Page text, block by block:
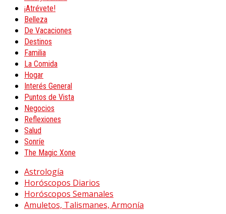
¡Atrévete!
Belleza
De Vacaciones
Destinos
Familia
La Comida
Hogar
Interés General
Puntos de Vista
Negocios
Reflexiones
Salud
Sonríe
The Magic Xone
Astrología
Horóscopos Diarios
Horóscopos Semanales
Amuletos, Talismanes, Armonía